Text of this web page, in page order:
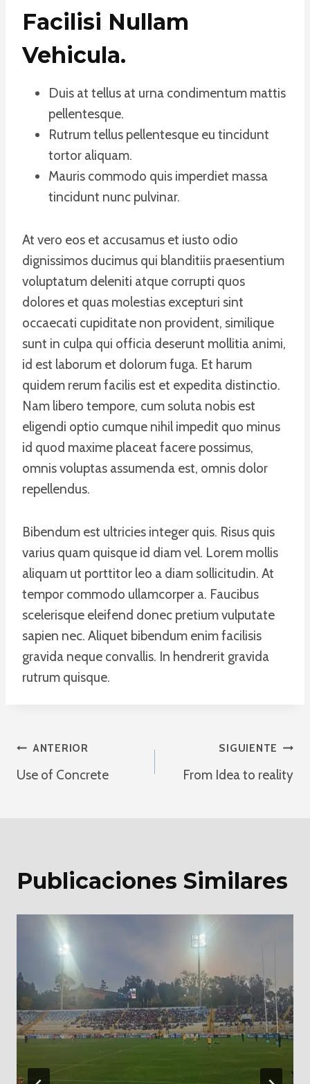
Facilisi Nullam
Vehicula.
Duis at tellus at urna condimentum mattis
pellentesque.
Rutrum tellus pellentesque eu tincidunt
tortor aliquam.
Mauris commodo quis imperdiet massa
tincidunt nunc pulvinar.
At vero eos et accusamus et iusto odio
dignissimos ducimus qui blanditiis praesentium
voluptatum deleniti atque corrupti quos
dolores et quas molestias excepturi sint
occaecati cupiditate non provident, similique
sunt in culpa qui officia deserunt mollitia animi,
id est laborum et dolorum fuga. Et harum
quidem rerum facilis est et expedita distinctio.
Nam libero tempore, cum soluta nobis est
eligendi optio cumque nihil impedit quo minus
id quod maxime placeat facere possimus,
omnis voluptas assumenda est, omnis dolor
repellendus.
Bibendum est ultricies integer quis. Risus quis
varius quam quisque id diam vel. Lorem mollis
aliquam ut porttitor leo a diam sollicitudin. At
tempor commodo ullamcorper a. Faucibus
scelerisque eleifend donec pretium vulputate
sapien nec. Aliquet bibendum enim facilisis
gravida neque convallis. In hendrerit gravida
rutrum quisque.
Navegación
De
ANTERIOR
Use of Concrete
SIGUIENTE
From Idea to reality
Publicaciones Similares